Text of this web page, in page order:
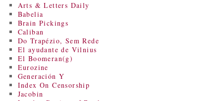
Arts & Letters Daily
Babelia
Brain Pickings
Caliban
Do Trapézio, Sem Rede
El ayudante de Vilnius
El Boomeran(g)
Eurozine
Generación Y
Index On Censorship
Jacobin